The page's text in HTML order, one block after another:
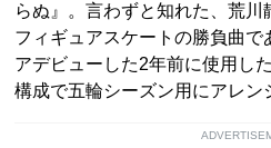
らぬ』。言わずと知れた、荒川
フィギュアスケートの勝負曲
アデビューした2年前に使用し
構成で五輪シーズン用にアレン